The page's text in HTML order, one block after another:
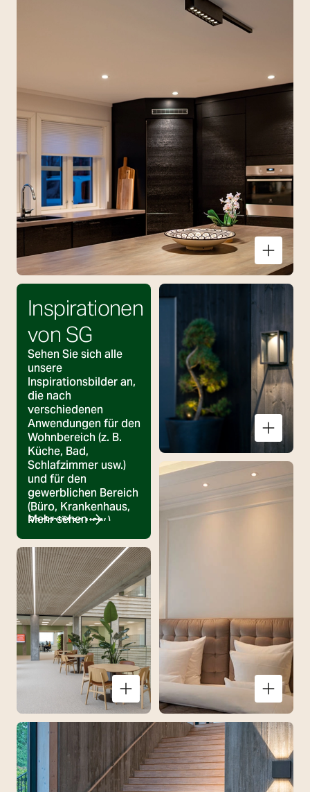
Küche
Inspirationen
von SG
Sehen Sie sich alle
unsere
Inspirationsbilder an,
die nach
verschiedenen
Anwendungen für den
Wohnbereich (z. B.
Küche, Bad,
Schlafzimmer usw.)
und für den
gewerblichen Bereich
(Büro, Krankenhaus,
Parkplätze usw.)
Mehr sehen